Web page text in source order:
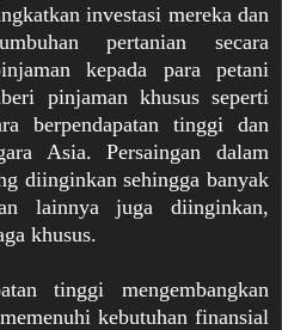
investasi mereka dan
pertanian secara
kepada para petani
pinjaman khusus seperti
berpendapatan tinggi dan
Asia. Persaingan dalam
diinginkan sehingga banyak
lainnya juga diinginkan,
khusus.
tinggi mengembangkan
kebutuhan finansial